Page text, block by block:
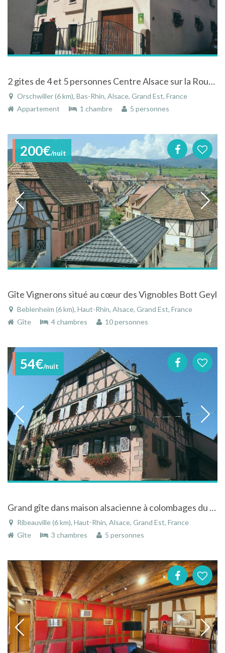
2 gites de 4 et 5 personnes Centre Alsace sur la Routes des vins d'Alsace
Orschwiller (6 km), Bas-Rhin, Alsace, Grand Est, France
Appartement
1 chambre 5 personnes
200€/nuit
Gîte Vignerons situé au cœur des Vignobles Bott Geyl
Beblenheim (6 km), Haut-Rhin, Alsace, Grand Est, France
Gîte
4 chambres 10 personnes
54€/nuit
Grand gîte dans maison alsacienne à colombages du 16ème siècle à Ribeauvillé
Ribeauville (6 km), Haut-Rhin, Alsace, Grand Est, France
Gîte
3 chambres 5 personnes